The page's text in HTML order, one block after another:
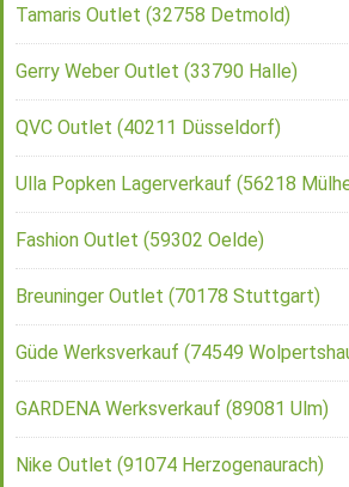
Tamaris Outlet (32758 Detmold)
Gerry Weber Outlet (33790 Halle)
QVC Outlet (40211 Düsseldorf)
Ulla Popken Lagerverkauf (56218
Fashion Outlet (59302 Oelde)
Breuninger Outlet (70178 Stuttgart)
Güde Werksverkauf (74549
GARDENA Werksverkauf (89081 Ulm)
Nike Outlet (91074 Herzogenaurach)